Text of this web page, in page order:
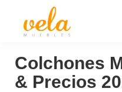
principal
página
Muebles
Baratos
Online
Outlet
Colchones
& Precios